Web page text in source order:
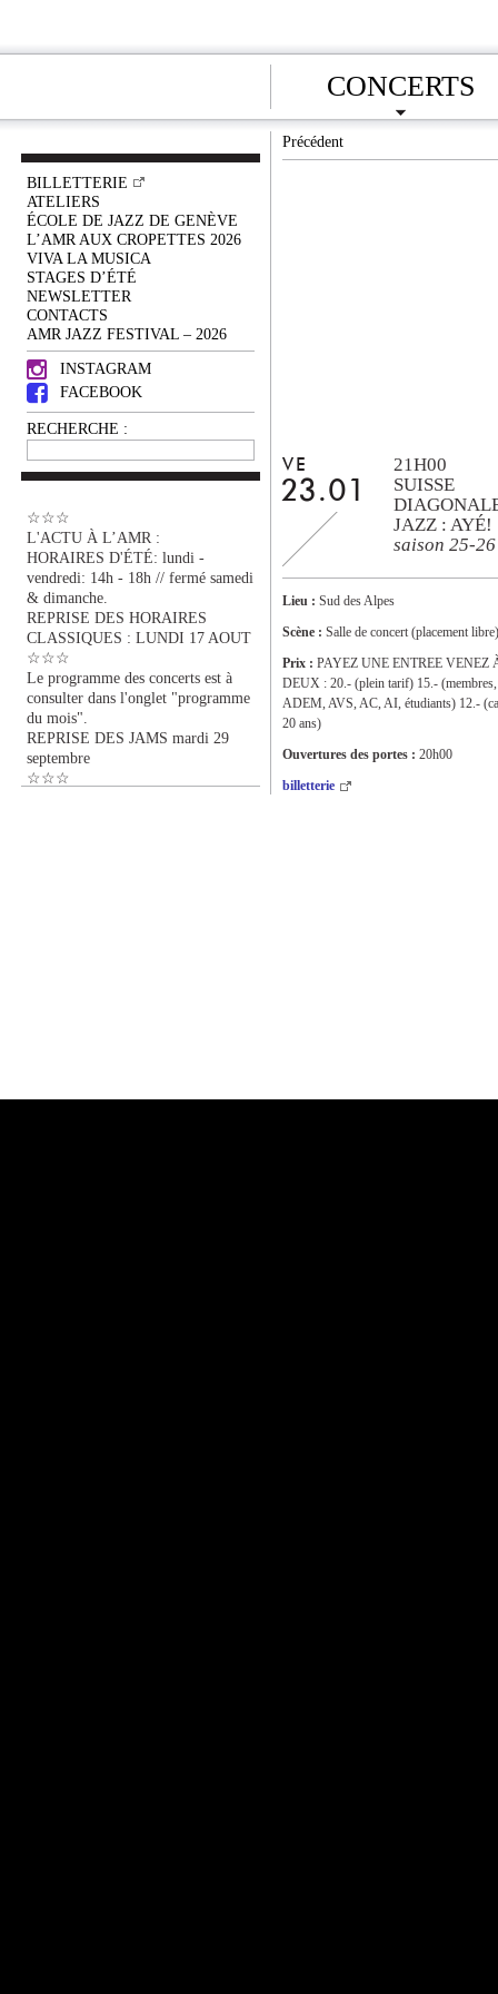
CONCERTS
BILLETTERIE
ATELIERS
ÉCOLE DE JAZZ DE GENÈVE
L’AMR AUX CROPETTES 2026
VIVA LA MUSICA
STAGES D’ÉTÉ
NEWSLETTER
CONTACTS
AMR JAZZ FESTIVAL – 2026
INSTAGRAM
FACEBOOK
RECHERCHE :
☆☆☆
L'ACTU À L’AMR :
HORAIRES D'ÉTÉ: lundi -
vendredi: 14h - 18h // fermé samedi
& dimanche.
REPRISE DES HORAIRES
CLASSIQUES : LUNDI 17 AOUT
☆☆☆
Le programme des concerts est à
consulter dans l'onglet "programme
du mois".
REPRISE DES JAMS mardi 29
septembre
☆☆☆
Précédent
VE
23.01
21H00
SUISSE
JAZZ : AYÉ!
saison 25-26
Lieu : Sud des Alpes
Scène : Salle de concert (placement libre)
Prix : PAYEZ UNE ENTREE VENEZ
DEUX : 20.- (plein tarif) 15.- (membres,
ADEM, AVS, AC, AI, étudiants) 12.-
20 ans)
Ouvertures des portes : 20h00
billetterie